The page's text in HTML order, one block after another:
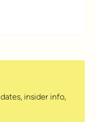
insider info,